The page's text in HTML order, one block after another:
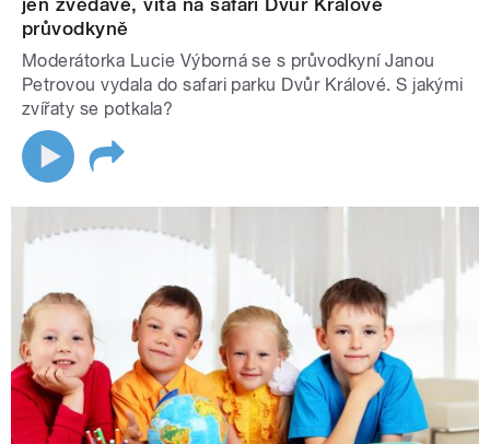
průvodkyně
Moderátorka Lucie Výborná se s průvodkyní Janou
Petrovou vydala do safari parku Dvůr Králové. S jakými
zvířaty se potkala?